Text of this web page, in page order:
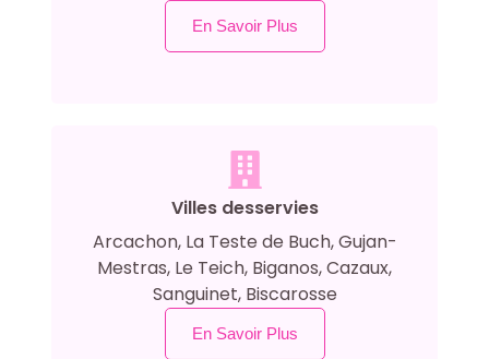
En Savoir Plus
Villes desservies
Arcachon, La Teste de Buch, Gujan-
Mestras, Le Teich, Biganos, Cazaux,
Sanguinet, Biscarosse
En Savoir Plus